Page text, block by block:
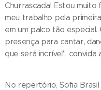
Churrascada! Estou
meu trabalho pela
em um palco tão
presença para cantar,
que será incrível", convida
No repertório, Sofia